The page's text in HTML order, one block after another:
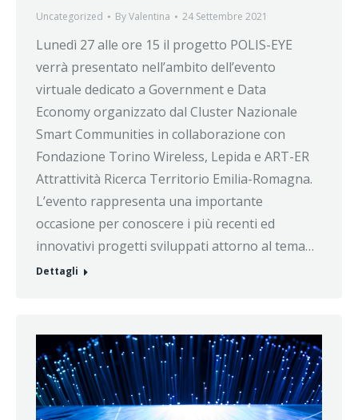
Uncategorized ByValentina 24 Settembre 2021
Lunedì 27 alle ore 15 il progetto POLIS-EYE
verrà presentato nell’ambito dell’evento
virtuale dedicato a Government e Data
Economy organizzato dal Cluster Nazionale
Smart Communities in collaborazione con
Fondazione Torino Wireless, Lepida e ART-ER
Attrattività Ricerca Territorio Emilia-Romagna.
L’evento rappresenta una importante
occasione per conoscere i più recenti ed
innovativi progetti sviluppati attorno al tema…
Dettagli